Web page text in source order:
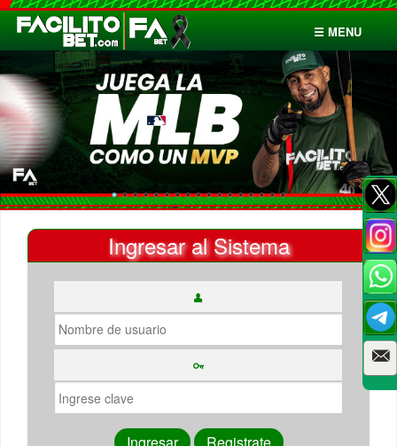
☰ MENU
Inicio
Apuestas
Cuentas
Ingresar al Sistema